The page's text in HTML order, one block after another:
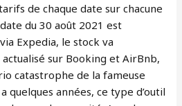
de chaque date sur chacune
du 30 août 2021 est
Expedia, le stock va
sur Booking et AirBnb,
catastrophe de la fameuse
quelques années, ce type d’outil